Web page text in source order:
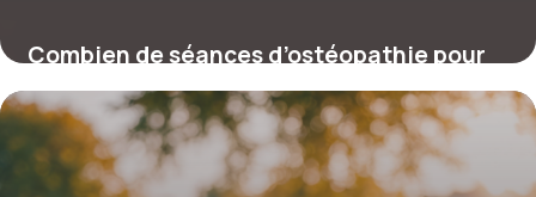
Combien de séances d’ostéopathie pour
soulager une sciatique ?
16 février 2026